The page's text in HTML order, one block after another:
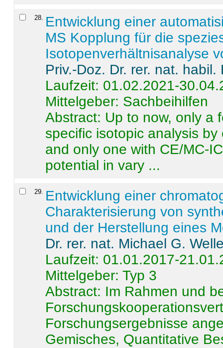
28. Entwicklung einer
MS Kopplung für die
Isotopenverhältnisanalyse
Priv.-Doz. Dr. rer. nat.
Laufzeit: 01.02.2021-
Mittelgeber: Sachbeihilfen
Abstract: Up to now, only a
specific isotopic analysis
and only one with CE/MC-
potential in vary ...
29. Entwicklung einer
Charakterisierung von
und der Herstellung eines
Dr. rer. nat. Michael G.
Laufzeit: 01.01.2017-
Mittelgeber: Typ 3
Abstract: Im Rahmen und
Forschungsergebnisse
Gemisches, Quantitative